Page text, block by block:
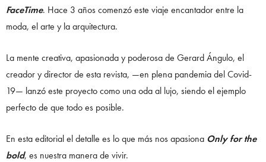
FaceTime. Hace 3 años comenzó este viaje encantador entre la
moda, el arte y la arquitectura.
La mente creativa, apasionada y poderosa de Gerard Ángulo, el
creador y director de esta revista, —en plena pandemia del Covid-
19— lanzó este proyecto como una oda al lujo, siendo el ejemplo
perfecto de que todo es posible.
En esta editorial el detalle es lo que más nos apasiona Only for the
bold, es nuestra manera de vivir.